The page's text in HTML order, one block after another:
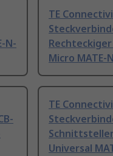
N-
TE
Micro MATE-
TE
Universal